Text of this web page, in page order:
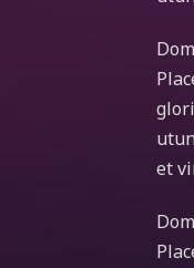
et